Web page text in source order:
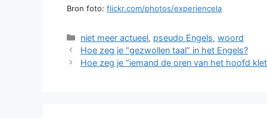
Bron foto: flickr.com/photos/experiencela
Categorieën
niet meer actueel, pseudo Engels,woord
Hoe zeg je “gezwollen taal” in het Engels?
Hoe zeg je “iemand de oren van het hoofd